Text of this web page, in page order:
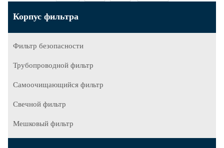
Корпус фильтра
Фильтр безопасности
Трубопроводной фильтр
Самоочищающийся фильтр
Свечной фильтр
Мешковый фильтр